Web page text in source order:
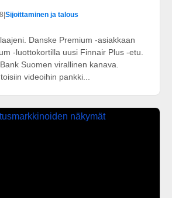
|Sijoittaminen ja talous
Danske Premium -asiakkaan
-luottokortilla uusi Finnair Plus -etu.
Suomen virallinen kanava.
videoihin pankki...